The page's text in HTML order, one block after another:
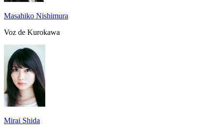
Masahiko Nishimura
Voz de Kurokawa
Mirai Shida